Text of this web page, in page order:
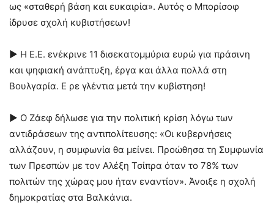
ως «σταθερή βάση και ευκαιρία». Αυτός ο Μπορίσοφ
ίδρυσε σχολή κυβιστήσεων!
► Η Ε.Ε. ενέκρινε 11 δισεκατομμύρια ευρώ για πράσινη
και ψηφιακή ανάπτυξη, έργα και άλλα πολλά στη
Βουλγαρία. Ε ρε γλέντια μετά την κυβίστηση!
► Ο Ζάεφ δήλωσε για την πολιτική κρίση λόγω των
αντιδράσεων της αντιπολίτευσης: «Οι κυβερνήσεις
αλλάζουν, η συμφωνία θα μείνει. Προώθησα τη Συμφωνία
των Πρεσπών με τον Αλέξη Τσίπρα όταν το 78% των
πολιτών της χώρας μου ήταν εναντίον». Άνοιξε η σχολή
δημοκρατίας στα Βαλκάνια.